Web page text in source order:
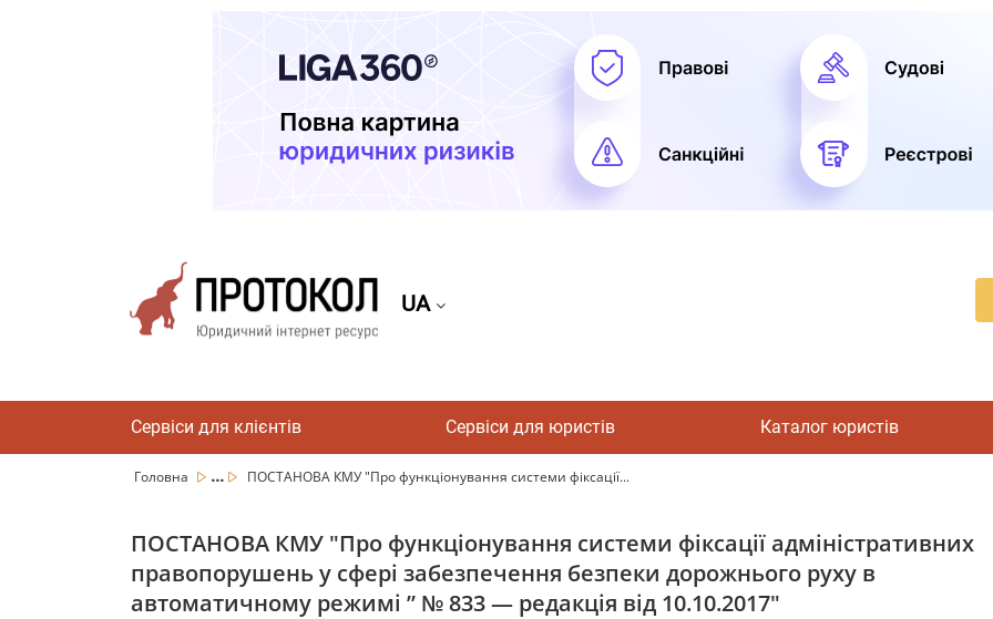
UA
Сервіси для клієнтів Сервіси для юристів Каталог юристів
Головна ... ПОСТАНОВА КМУ "Про функціонування системи фіксації...
ПОСТАНОВА КМУ "Про функціонування системи фіксації адміністративних
правопорушень у сфері забезпечення безпеки дорожнього руху в
автоматичному режимі ” № 833 — редакція від 10.10.2017"